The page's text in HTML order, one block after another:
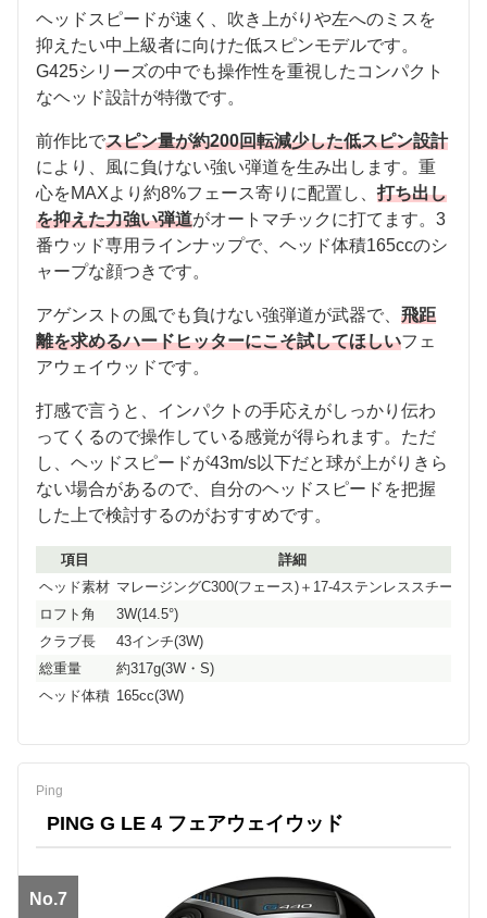
ヘッドスピードが速く、吹き上がりや左へのミスを
抑えたい中上級者に向けた低スピンモデルです。
G425シリーズの中でも操作性を重視したコンパクト
なヘッド設計が特徴です。
前作比でスピン量が約200回転減少した低スピン設計
により、風に負けない強い弾道を生み出します。重
心をMAXより約8%フェース寄りに配置し、 打ち出し
を抑えた力強い弾道がオートマチックに打てます。3
番ウッド専用ラインナップで、ヘッド体積165ccのシ
ャープな顔つきです。
アゲンストの風でも負けない強弾道が武器で、 飛距
離を求めるハードヒッターにこそ試してほしいフェ
アウェイウッドです。
打感で言うと、インパクトの手応えがしっかり伝わ
ってくるので操作している感覚が得られます。ただ
し、ヘッドスピードが43m/s以下だと球が上がりきら
ない場合があるので、自分のヘッドスピードを把握
した上で検討するのがおすすめです。
項目
詳細
ヘッド素材 マレージングC300(フェース)＋17-4ステンレススチール
ロフト角
3W(14.5°)
クラブ長
43インチ(3W)
総重量
約317g(3W・S)
ヘッド体積 165cc(3W)
Ping
PING G LE 4 フェアウェイウッド
No.7